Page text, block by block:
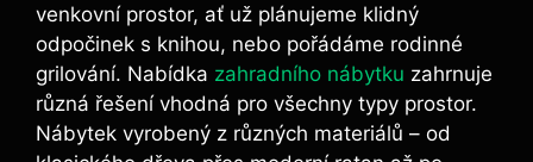
venkovní prostor, ať už plánujeme klidný
odpočinek s knihou, nebo pořádáme rodinné
grilování. Nabídka zahradního nábytku zahrnuje
různá řešení vhodná pro všechny typy prostor.
Nábytek vyrobený z různých materiálů – od